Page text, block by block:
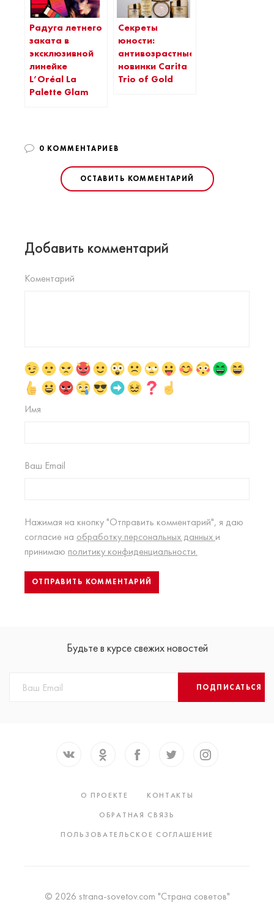
Радуга летнего
заката в
эксклюзивной
линейке
L’Oréal La
Palette Glam
Секреты
юности:
антивозрастные
новинки Carita
Trio of Gold
0 КОММЕНТАРИЕВ
ОСТАВИТЬ КОММЕНТАРИЙ
Добавить комментарий
Коментарий
Имя
Ваш Email
Нажимая на кнопку "Отправить комментарий", я даю
согласие на обработку персональных данных и
принимаю политику конфиденциальности.
Будьте в курсе свежих новостей
ПОДПИСАТЬСЯ
О ПРОЕКТЕ
КОНТАКТЫ
ОБРАТНАЯ СВЯЗЬ
ПОЛЬЗОВАТЕЛЬСКОЕ СОГЛАШЕНИЕ
© 2026 strana-sovetov.com "Страна советов"